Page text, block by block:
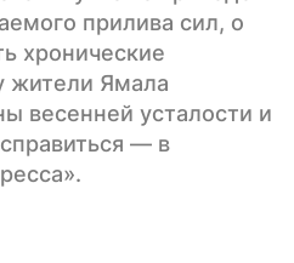
прилива сил, о
хронические
жители Ямала
весенней усталости и
— в